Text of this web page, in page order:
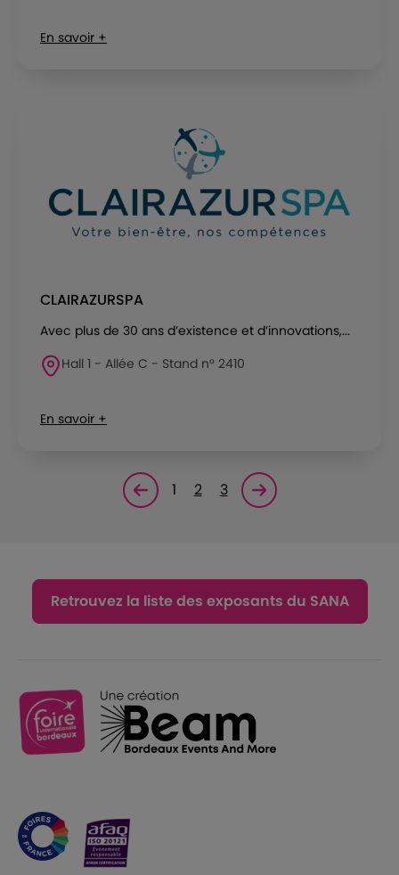
En savoir +
CLAIRAZURSPA
Avec plus de 30 ans d’existence et d’innovations,...
Hall 1 - Allée C - Stand n° 2410
En savoir +
Page précédente
1 2 3 Page suivante<
Retrouvez la liste des exposants du SANA